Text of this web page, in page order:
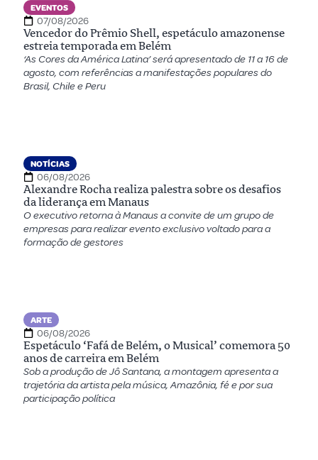
EVENTOS
07/08/2026
Vencedor do Prêmio Shell, espetáculo amazonense
estreia temporada em Belém
‘As Cores da América Latina’ será apresentado de 11 a 16 de
agosto, com referências a manifestações populares do
Brasil, Chile e Peru
NOTÍCIAS
06/08/2026
Alexandre Rocha realiza palestra sobre os desafios
da liderança em Manaus
O executivo retorna à Manaus a convite de um grupo de
empresas para realizar evento exclusivo voltado para a
formação de gestores
ARTE
06/08/2026
Espetáculo ‘Fafá de Belém, o Musical’ comemora 50
anos de carreira em Belém
Sob a produção de Jô Santana, a montagem apresenta a
trajetória da artista pela música, Amazônia, fé e por sua
participação política